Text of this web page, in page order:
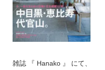
雑誌 『 Hanako 』 にて、